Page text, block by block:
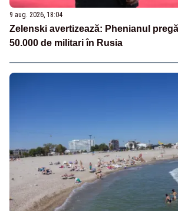
9 aug. 2026, 18:04
Zelenski avertizează: Phenianul
50.000 de militari în Rusia